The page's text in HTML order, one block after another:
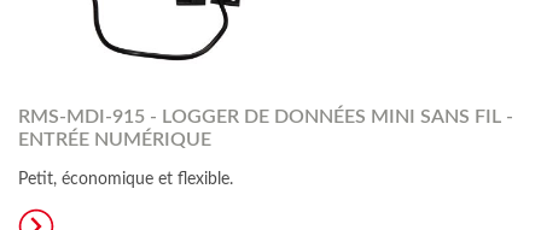
RMS-MDI-915 - LOGGER DE DONNÉES MINI SANS FIL -
ENTRÉE NUMÉRIQUE
Petit, économique et flexible.